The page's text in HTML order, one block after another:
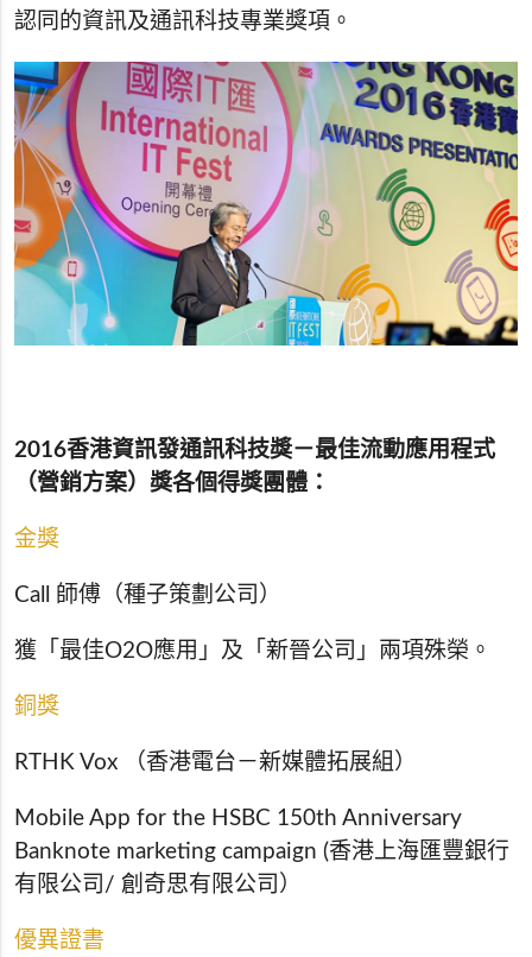
認同的資訊及通訊科技專業獎項。
2016香港資訊發通訊科技獎－最佳流動應用程式
（營銷方案）獎各個得獎團體：
金獎
Call 師傅（種子策劃公司）
獲「最佳O2O應用」及「新晉公司」兩項殊榮。
銅獎
RTHK Vox （香港電台－新媒體拓展組）
Mobile App for the HSBC 150th Anniversary
Banknote marketing campaign (香港上海匯豐銀行
有限公司/ 創奇思有限公司）
優異證書